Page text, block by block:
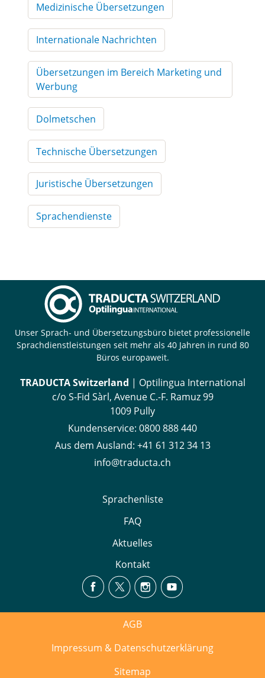
Medizinische Übersetzungen
Internationale Nachrichten
Übersetzungen im Bereich Marketing und
Werbung
Dolmetschen
Technische Übersetzungen
Juristische Übersetzungen
Sprachendienste
Unser Sprach- und Übersetzungsbüro bietet professionelle
Sprachdienstleistungen seit mehr als 40 Jahren in rund 80
Büros europaweit.
TRADUCTA Switzerland | Optilingua International
c/o S-Fid Sàrl, Avenue C.-F. Ramuz 99
1009 Pully
Kundenservice: 0800 888 440
Aus dem Ausland: +41 61 312 34 13
info@traducta.ch
Sprachenliste
FAQ
Aktuelles
Kontakt
AGB
Impressum & Datenschutzerklärung
Sitemap